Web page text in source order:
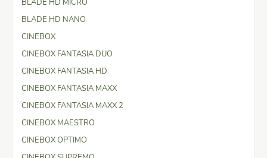
BLADE HD NANO
CINEBOX
CINEBOX FANTASIA DUO
CINEBOX FANTASIA HD
CINEBOX FANTASIA MAXX
CINEBOX FANTASIA MAXX 2
CINEBOX MAESTRO
CINEBOX OPTIMO